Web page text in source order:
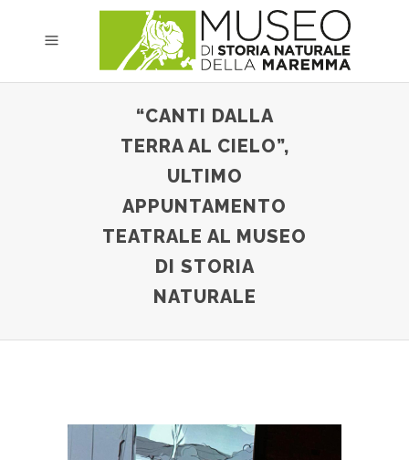
“CANTI DALLA
TERRA AL CIELO”,
ULTIMO
APPUNTAMENTO
TEATRALE AL MUSEO
DI STORIA
NATURALE